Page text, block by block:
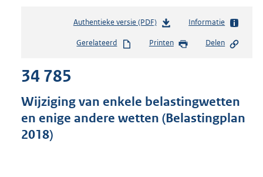
Authentieke versie (PDF)b
s
d
s
g
Informatie
Gerelateerd Printen Delen
34 785
Wijziging van enkele belastingwetten
en enige andere wetten (Belastingplan
2018)